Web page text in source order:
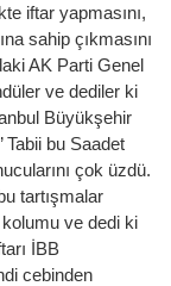
iftar yapmasını,
sahip çıkmasını
AK Parti Genel
ve dediler ki
Büyükşehir
Tabii bu Saadet
çok üzdü.
tartışmalar
ve dedi ki
İBB
cebinden